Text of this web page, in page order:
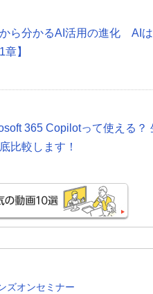
ら分かるAI活用の進化 AI
章】
365 Copilotって使える？
比較します！
ズオンセミナー